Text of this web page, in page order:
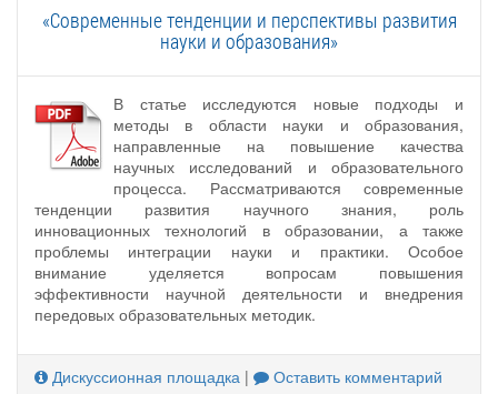
«Современные тенденции и перспективы развития
науки и образования»
В статье исследуются новые подходы и
методы в области науки и образования,
направленные на повышение качества
научных исследований и образовательного
процесса. Рассматриваются современные
тенденции развития научного знания, роль
инновационных технологий в образовании, а также
проблемы интеграции науки и практики. Особое
внимание уделяется вопросам повышения
эффективности научной деятельности и внедрения
передовых образовательных методик.
Дискуссионная площадка | Оставить комментарий